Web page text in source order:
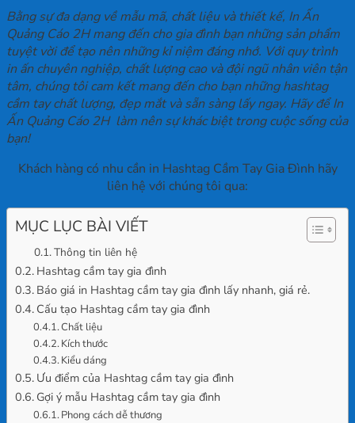
Bằng sự đa dạng về mẫu mã, chất liệu và thiết kế, In Ấn
Quảng Cáo 2H mang đến cho gia đình bạn những sản phẩm
tuyệt vời để tạo nên những kỉ niệm đáng nhớ. Với quy trình
in ấn chuyên nghiệp, chất lượng cao và đội ngũ nhân viên tận
tâm, chúng tôi cam kết mang đến cho bạn những hashtag
cầm tay chất lượng, đẹp mắt và sẵn sàng lấy ngay. Hãy để In
Ấn Quảng Cáo 2H làm nên sự khác biệt trong cuộc sống của
bạn!
Khách hàng có nhu cần in Hashtag Cầm Tay Gia Đình hãy
liên hệ với chúng tôi qua:
MỤC LỤC BÀI VIẾT
Thông tin liên hệ
Hashtag cầm tay gia đình
Báo giá in Hashtag cầm tay gia đình lấy nhanh, giá rẻ.
Cấu tạo Hashtag cầm tay gia đình
Chất liệu
Kích thước
Kiểu dáng
Ưu điểm của Hashtag cầm tay gia đình
Gợi ý mẫu Hashtag cầm tay gia đình
Phong cách dễ thương